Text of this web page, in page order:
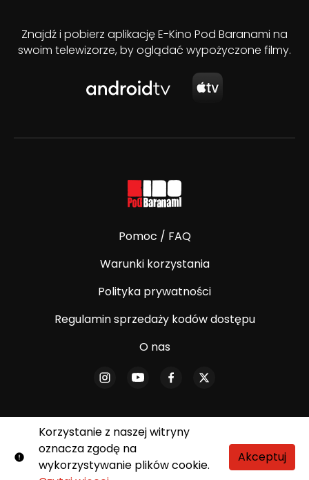
Korzystanie z naszej witryny
oznacza zgodę na
wykorzystywanie plików cookie.
Akceptuj
Znajdź i pobierz aplikację E-Kino Pod Baranami na
swoim telewizorze, by oglądać wypożyczone filmy.
Pomoc / FAQ
Warunki korzystania
Polityka prywatności
Regulamin sprzedaży kodów dostępu
O nas
© E-Kino Pod Baranami. Wszelkie prawa
zastrzeżone.